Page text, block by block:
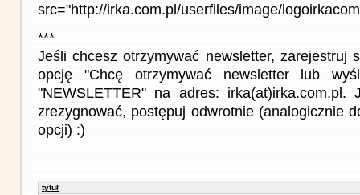
src="http://irka.com.pl/userfiles/image/
***
Jeśli chcesz otrzymywać newsletter, zarejestruj
opcję "Chcę otrzymywać newsletter lub
"NEWSLETTER" na adres:
zrezygnować, postępuj odwrotnie (analogicznie
opcji) :)
tytuł